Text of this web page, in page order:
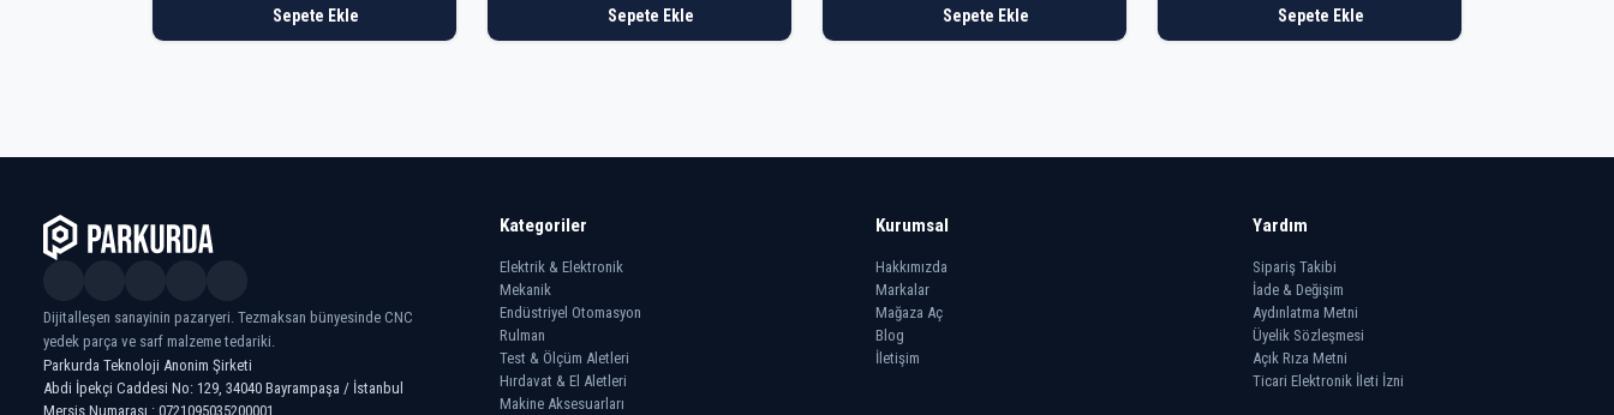
Sepete Ekle Sepete Ekle Sepete Ekle Sepete Ekle
Dijitalleşen sanayinin pazaryeri. Tezmaksan bünyesinde CNC
yedek parça ve sarf malzeme tedariki.
Parkurda Teknoloji Anonim Şirketi
Abdi İpekçi Caddesi No: 129, 34040 Bayrampaşa / İstanbul
Mersis Numarası : 0721095035200001
Kategoriler
Elektrik & Elektronik
Mekanik
Endüstriyel Otomasyon
Rulman
Test & Ölçüm Aletleri
Hırdavat & El Aletleri
Makine Aksesuarları
Kurumsal
Hakkımızda
Markalar
Mağaza Aç
Blog
İletişim
Yardım
Sipariş Takibi
İade & Değişim
Aydınlatma Metni
Üyelik Sözleşmesi
Açık Rıza Metni
Ticari Elektronik İleti İzni